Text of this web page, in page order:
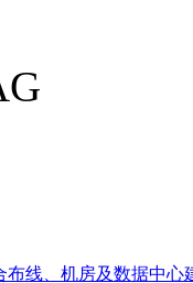
线、机房及数据中心